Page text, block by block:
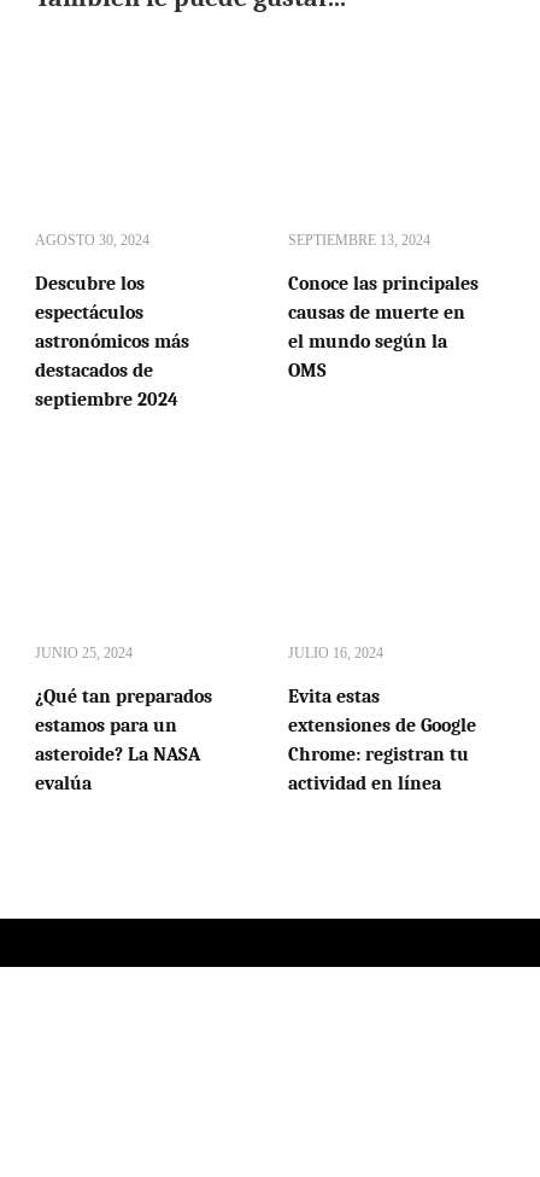
AGOSTO 30, 2024
Descubre los
espectáculos
astronómicos más
destacados de
septiembre 2024
SEPTIEMBRE 13, 2024
Conoce las principales
causas de muerte en
el mundo según la
OMS
JUNIO 25, 2024
¿Qué tan preparados
estamos para un
asteroide? La NASA
evalúa
JULIO 16, 2024
Evita estas
extensiones de Google
Chrome: registran tu
actividad en línea